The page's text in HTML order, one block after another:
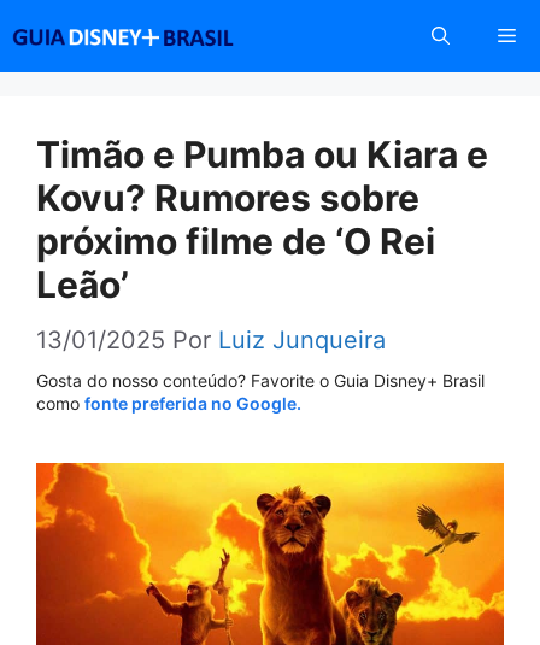
conteúdo
Timão e Pumba ou Kiara e
Kovu? Rumores sobre
próximo filme de ‘O Rei
Leão’
13/01/2025 Por Luiz Junqueira
Gosta do nosso conteúdo? Favorite o Guia Disney+ Brasil
como fonte preferida no Google.